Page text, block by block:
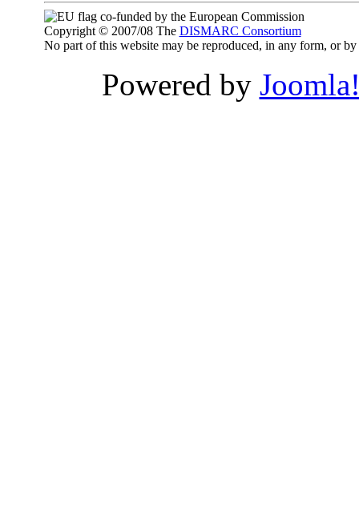
co-funded by the European Commission
Copyright © 2007/08 The DISMARC Consortium
No part of this website may be reproduced, in any form, or
Powered by